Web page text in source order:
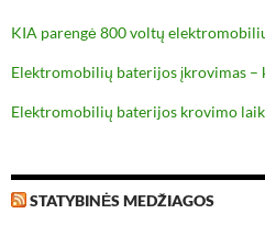
KIA parengė 800 voltų
Elektromobilių baterijos įkrovimas –
Elektromobilių baterijos krovimo
STATYBINĖS MEDŽIAGOS